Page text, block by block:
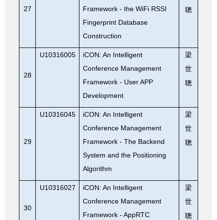
27
Framework - the WiFi RSSI
Fingerprint Database
Construction
聰
28
U10316005
iCON: An Intelligent
Conference Management
Framework - User APP
Development
梁
世
聰
29
U10316045
iCON: An Intelligent
Conference Management
Framework - The Backend
System and the Positioning
Algorithm
梁
世
聰
30
U10316027
iCON: An Intelligent
Conference Management
Framework - AppRTC
梁
世
聰